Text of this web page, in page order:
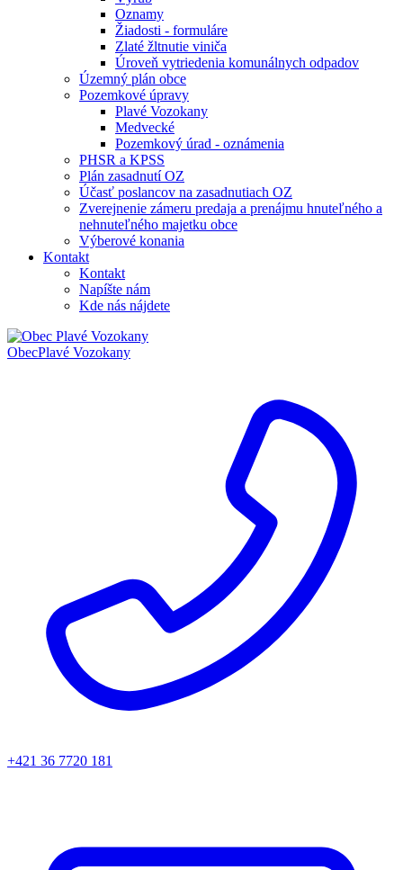
Oznamy
Žiadosti - formuláre
Zlaté žltnutie viniča
Úroveň vytriedenia komunálnych odpadov
Územný plán obce
Pozemkové úpravy
Plavé Vozokany
Medvecké
Pozemkový úrad - oznámenia
PHSR a KPSS
Plán zasadnutí OZ
Účasť poslancov na zasadnutiach OZ
Zverejnenie zámeru predaja a prenájmu hnuteľného a
nehnuteľného majetku obce
Výberové konania
Kontakt
Kontakt
Napíšte nám
Kde nás nájdete
ObecPlavé Vozokany
+421 36 7720 181